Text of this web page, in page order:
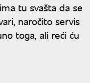
tu svašta da se
naročito servis
toga, ali reći ću